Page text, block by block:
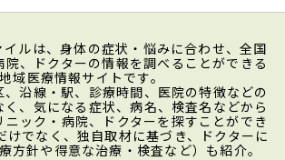
イルは、身体の症状・悩みに合わせ、全国
院、ドクターの情報を調べることができる
地域医療情報サイトです。
沿線・駅、診療時間、医院の特徴などの
、気になる症状、病名、検査名などから
ック・病院、ドクターを探すことができ
けでなく、独自取材に基づき、ドクターに
方針や得意な治療・検査など）も紹介。